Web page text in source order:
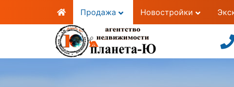
Продажа Новостройки